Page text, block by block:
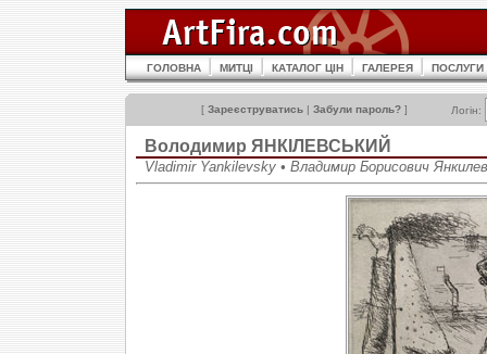
ГОЛОВНА МИТЦІ КАТАЛОГ ЦІН ГАЛЕРЕЯ ПОСЛУГИ
[ Зареєструватись | Забули пароль? ] Логін:
Володимир ЯНКІЛЕВСЬКИЙ
Vladimir Yankilevsky • Владимир Борисович